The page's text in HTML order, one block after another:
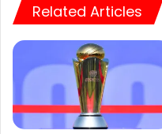
Related Articles